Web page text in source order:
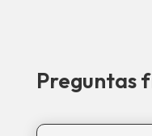
Preguntas